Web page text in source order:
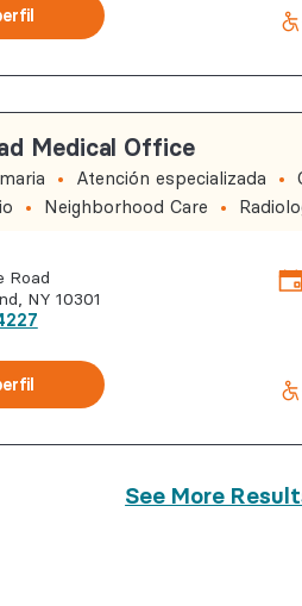
Medical Office
Atención especializada
Neighborhood Care
Road
NY 10301
See More